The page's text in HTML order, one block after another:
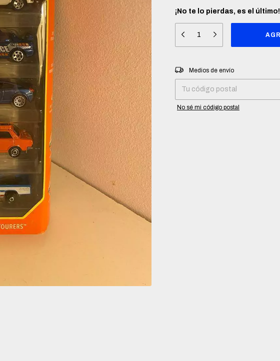
¡No te lo pierdas, es el último!
Entregas para el CP:
Medios de envío
No sé mi código postal